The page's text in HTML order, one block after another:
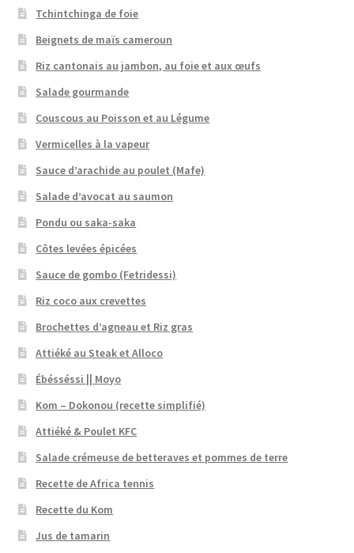
Tchintchinga de foie
Beignets de maïs cameroun
Riz cantonais au jambon, au foie et aux œufs
Salade gourmande
Couscous au Poisson et au Légume
Vermicelles à la vapeur
Sauce d’arachide au poulet (Mafe)
Salade d’avocat au saumon
Pondu ou saka-saka
Côtes levées épicées
Sauce de gombo (Fetridessi)
Riz coco aux crevettes
Brochettes d’agneau et Riz gras
Attiéké au Steak et Alloco
Ébésséssi || Moyo
Kom – Dokonou (recette simplifié)
Attiéké & Poulet KFC
Salade crémeuse de betteraves et pommes de terre
Recette de Africa tennis
Recette du Kom
Jus de tamarin